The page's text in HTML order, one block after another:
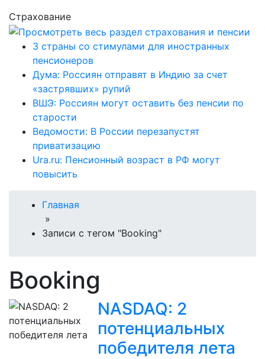
Страхование
3 страны со стимулами для иностранных
пенсионеров
Дума: Россиян отправят в Индию за счет
«застрявших» рупий
ВШЭ: Россиян могут оставить без пенсии по
старости
Ведомости: В России перезапустят
приватизацию
Ura.ru: Пенсионный возраст в РФ могут
повысить
Главная
»
Записи с тегом "Booking"
Booking
NASDAQ: 2
потенциальных
победителя лета